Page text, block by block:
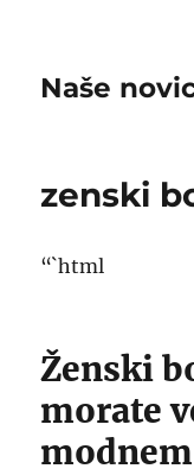
Naše
zenski
“`html
Ženski
morate